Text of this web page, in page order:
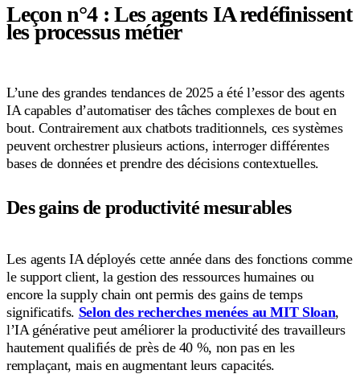
Leçon n°4 : Les agents IA redéfinissent
les processus métier
L’une des grandes tendances de 2025 a été l’essor des agents
IA capables d’automatiser des tâches complexes de bout en
bout. Contrairement aux chatbots traditionnels, ces systèmes
peuvent orchestrer plusieurs actions, interroger différentes
bases de données et prendre des décisions contextuelles.
Des gains de productivité mesurables
Les agents IA déployés cette année dans des fonctions comme
le support client, la gestion des ressources humaines ou
encore la supply chain ont permis des gains de temps
significatifs. Selon des recherches menées au MIT Sloan,
l’IA générative peut améliorer la productivité des travailleurs
hautement qualifiés de près de 40 %, non pas en les
remplaçant, mais en augmentant leurs capacités.